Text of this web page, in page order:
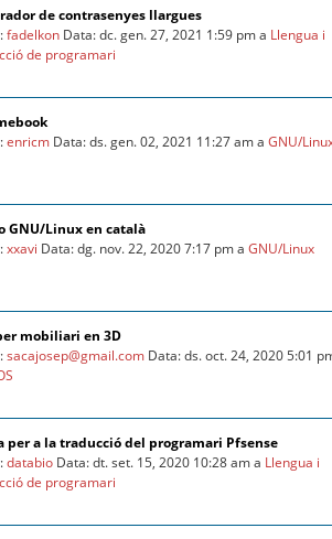
de contrasenyes llargues
fadelkon Data: dc. gen. 27, 2021 1:59 pm a Llengua i
de programari
enricm Data: ds. gen. 02, 2021 11:27 am aGNU/
GNU/Linux en català
xxavi Data: dg. nov. 22, 2020 7:17 pm aGNU/Linux
mobiliari en 3D
sacajosep@gmail.com Data: ds. oct. 24, 2020 5:01
per a la traducció del programari Pfsense
databio Data: dt. set. 15, 2020 10:28 am a Llengua i
de programari